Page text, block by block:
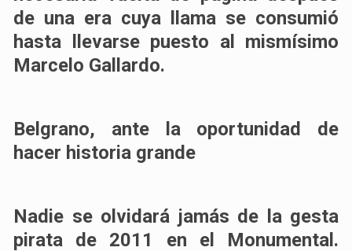
de una era cuya llama se consumió
hasta
llevarse puesto al mismísimo
Marcelo Gallardo.
Belgrano, ante la oportunidad de
hacer historia grande
Nadie se olvidará jamás de la gesta
pirata de 2011 en el Monumental.